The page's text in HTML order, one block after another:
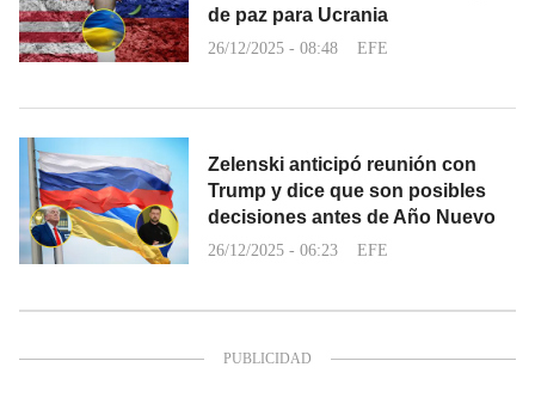
de paz para Ucrania
26/12/2025 - 08:48 EFE
Zelenski anticipó reunión con
Trump y dice que son posibles
decisiones antes de Año Nuevo
26/12/2025 - 06:23 EFE